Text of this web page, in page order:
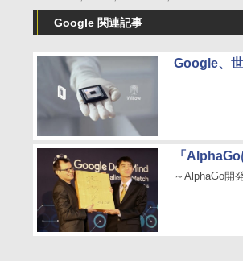
Google 関連記事
Google、
「
～AlphaGo開